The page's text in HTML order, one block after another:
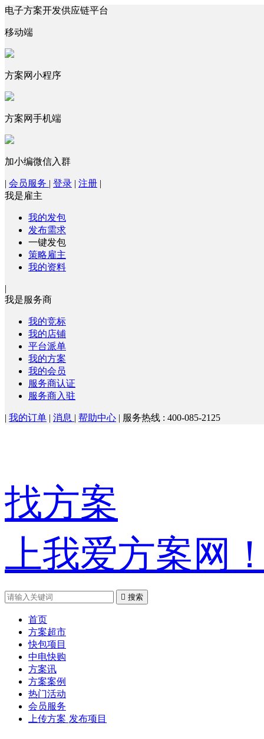
电子方案开发供应链平台
移动端
方案网小程序
方案网手机端
加小编微信入群
| 会员服务 | 登录 | 注册 |
我是雇主
我的发包
发布需求
一键发包
策略雇主
我的资料
|
我是服务商
我的竞标
我的店铺
平台派单
我的方案
我的会员
服务商认证
服务商入驻
| 我的订单 | 消息 | 帮助中心 | 服务热线 : 400-085-2125
找方案
上我爱方案网
 搜索
首页
方案超市
快包项目
中电快购
方案讯
方案案例
热门活动
会员服务
上传方案 发布项目